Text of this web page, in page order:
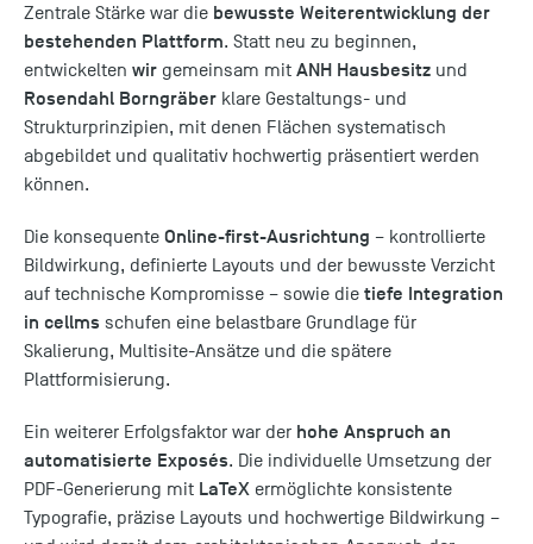
Zentrale Stärke war die bewusste Weiterentwicklung der
bestehenden Plattform. Statt neu zu beginnen,
entwickelten wir gemeinsam mit ANH Hausbesitz und
Rosendahl Borngräber klare Gestaltungs- und
Strukturprinzipien, mit denen Flächen systematisch
abgebildet und qualitativ hochwertig präsentiert werden
können.
Die konsequente Online-first-Ausrichtung – kontrollierte
Bildwirkung, definierte Layouts und der bewusste Verzicht
auf technische Kompromisse – sowie die tiefe Integration
in cellms schufen eine belastbare Grundlage für
Skalierung, Multisite-Ansätze und die spätere
Plattformisierung.
Ein weiterer Erfolgsfaktor war der hohe Anspruch an
automatisierte Exposés. Die individuelle Umsetzung der
PDF-Generierung mit LaTeX ermöglichte konsistente
Typografie, präzise Layouts und hochwertige Bildwirkung –